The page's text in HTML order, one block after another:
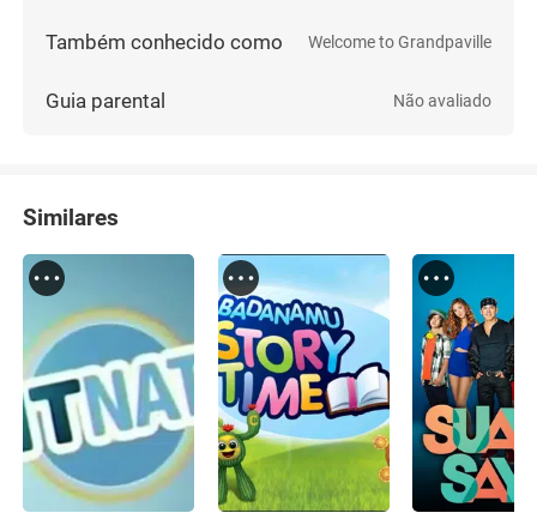
Também conhecido como Welcome to Grandpaville
Guia parental Não avaliado
Similares